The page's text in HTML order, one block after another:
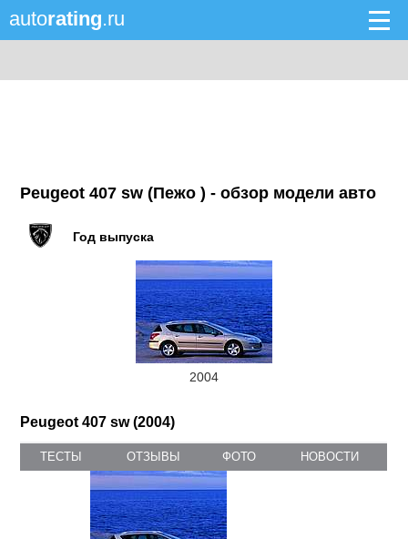
autorating.ru
Peugeot 407 sw (Пежо ) - обзор модели авто
Год выпуска
2004
Peugeot 407 sw (2004)
ТЕСТЫ ОТЗЫВЫ ФОТО НОВОСТИ